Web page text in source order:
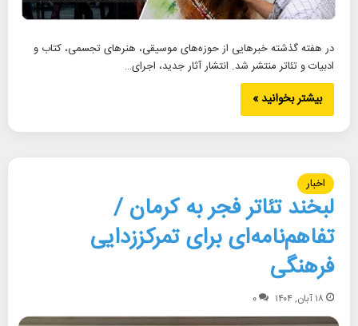
در هفته گذشته خبرهایی از حوزه‌های موسیقی، هنرهای تجسمی، کتاب و
ادبیات و تئاتر منتشر شد. انتشار آثار جدید، اجرای…
بیشتر بخوانید »
اخبار
لبخند تئاتر فجر به کرمان /
تفاهم‌نامه‌ای برای تمرکززدایی
فرهنگی
۱۸ آبان, ۱۴۰۴ ۰